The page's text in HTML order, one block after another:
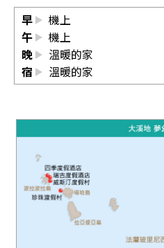
早
機上
午
機上
晚
溫暖的家
宿
溫暖的家